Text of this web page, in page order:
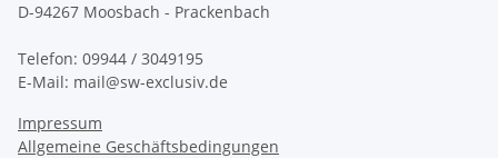
D-94267 Moosbach - Prackenbach
Telefon: 09944 / 3049195
E-Mail: mail@sw-exclusiv.de
Impressum
Allgemeine Geschäftsbedingungen